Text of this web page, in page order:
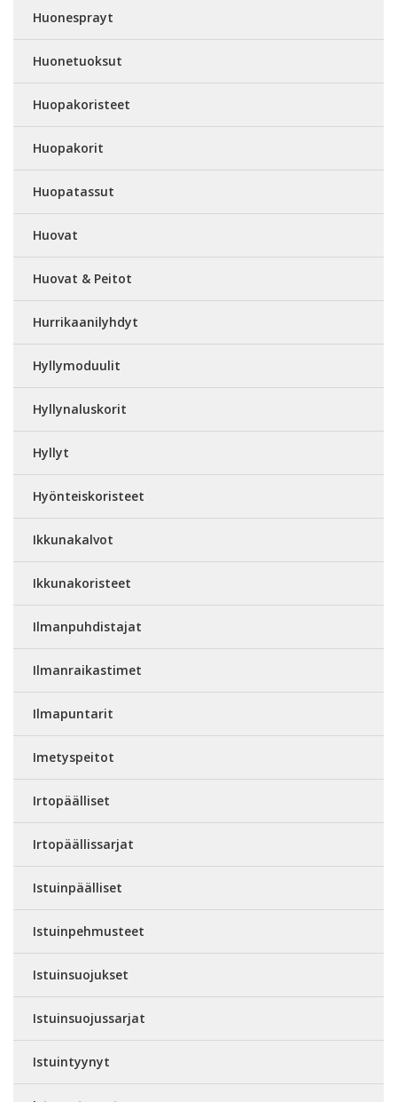
Huonesprayt
Huonetuoksut
Huopakoristeet
Huopakorit
Huopatassut
Huovat
Huovat & Peitot
Hurrikaanilyhdyt
Hyllymoduulit
Hyllynaluskorit
Hyllyt
Hyönteiskoristeet
Ikkunakalvot
Ikkunakoristeet
Ilmanpuhdistajat
Ilmanraikastimet
Ilmapuntarit
Imetyspeitot
Irtopäälliset
Irtopäällissarjat
Istuinpäälliset
Istuinpehmusteet
Istuinsuojukset
Istuinsuojussarjat
Istuintyynyt